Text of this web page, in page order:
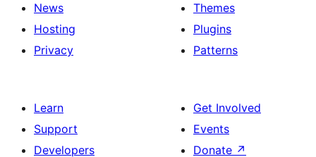
News
Hosting
Privacy
Themes
Plugins
Patterns
Learn
Support
Developers
Get Involved
Events
Donate ↗